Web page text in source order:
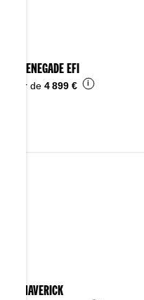
2025 RENEGADE EFI
À partir de 4 899 € i
2024 MAVERICK